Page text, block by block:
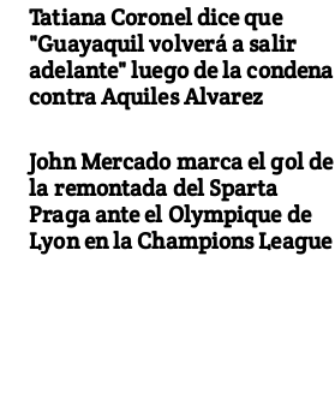
Tatiana Coronel dice que
"Guayaquil volverá a salir
adelante" luego de la condena
contra Aquiles Alvarez
John Mercado marca el gol de
la remontada del Sparta
Praga ante el Olympique de
Lyon en la Champions League